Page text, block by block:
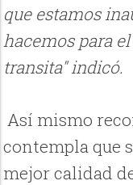
que estamos
hacemos para
transita" indicó.
Así mismo
contempla que
mejor calidad